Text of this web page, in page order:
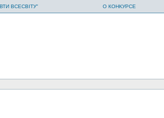
ВСЕСВІТУ" О КОНКУРСЕ